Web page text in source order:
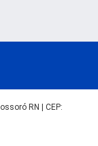
RN | CEP: